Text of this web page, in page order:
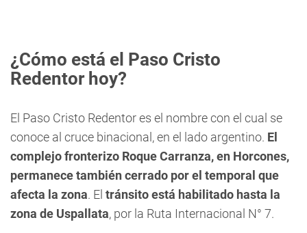
¿Cómo está el Paso Cristo
Redentor hoy?
El Paso Cristo Redentor es el nombre con el cual se
conoce al cruce binacional, en el lado argentino. El
complejo fronterizo Roque Carranza, en Horcones,
permanece también cerrado por el temporal que
afecta la zona. El tránsito está habilitado hasta la
zona de Uspallata, por la Ruta Internacional N° 7.